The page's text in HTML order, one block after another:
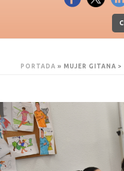
PORTADA » MUJER GITANA